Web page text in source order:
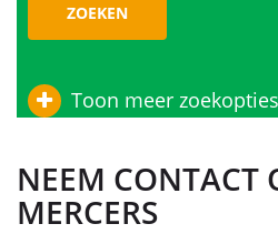
ZOEKEN
Toon meer zoekopties
NEEM CONTACT
MERCERS